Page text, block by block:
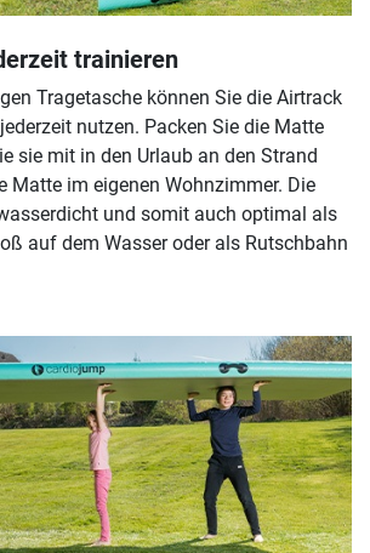
trainieren
Tragetasche können Sie die Airtrack
nutzen. Packen Sie die Matte
sie mit in den Urlaub an den Strand
Matte im eigenen Wohnzimmer. Die
und somit auch optimal als
auf dem Wasser oder als Rutschbahn